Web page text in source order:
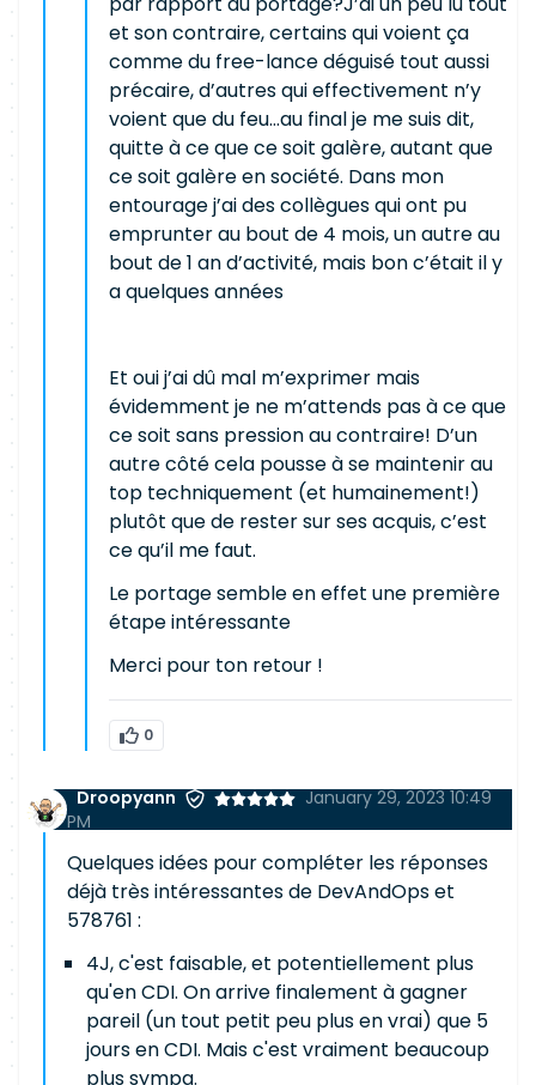
et son contraire, certains qui voient ça
comme du free-lance déguisé tout aussi
précaire, d’autres qui effectivement n’y
voient que du feu…au final je me suis dit,
quitte à ce que ce soit galère, autant que
ce soit galère en société. Dans mon
entourage j’ai des collègues qui ont pu
emprunter au bout de 4 mois, un autre au
bout de 1 an d’activité, mais bon c’était il y
a quelques années
Et oui j’ai dû mal m’exprimer mais
évidemment je ne m’attends pas à ce que
ce soit sans pression au contraire! D’un
autre côté cela pousse à se maintenir au
top techniquement (et humainement!)
plutôt que de rester sur ses acquis, c’est
ce qu’il me faut.
Le portage semble en effet une première
étape intéressante
Merci pour ton retour !
0
Droopyann
January 29, 2023 10:49
PM
Quelques idées pour compléter les réponses
déjà très intéressantes de DevAndOps et
578761 :
4J, c'est faisable, et potentiellement plus
qu'en CDI. On arrive finalement à gagner
pareil (un tout petit peu plus en vrai) que 5
jours en CDI. Mais c'est vraiment beaucoup
plus sympa.